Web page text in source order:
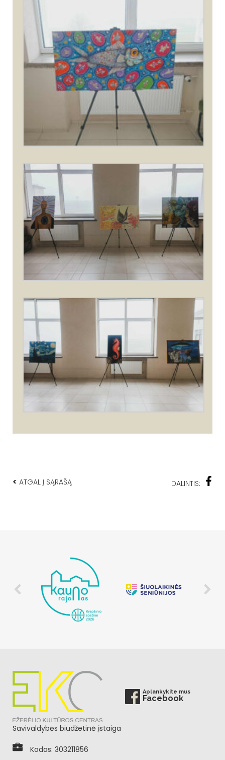
< ATGAL Į SĄRAŠĄ DALINTIS:
Aplankykite mus
Facebook
Savivaldybės biudžetinė įstaiga
Kodas: 303211856